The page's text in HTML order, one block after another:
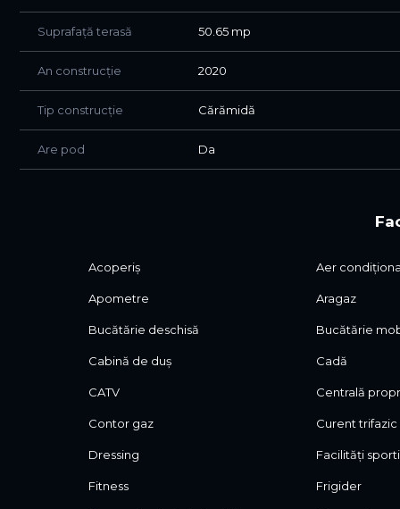
Compatrimentare parter:
- Hol acces
- Birou | dormitor
- Bucatarie utilata high tech cu loc de luat masa (
- Living room spatios + al doilea loc de luat masa
- Camera tehnica
- Camera piscina inchisa + sauna pentru 4 persoane,
- Dressing generos
doar o mica parte din ceea ce ofera !
Vila se vinde cu COMISION 0% pentru
Pentru detalii si vizionari nu ezitati sa ne contactati !
Suprafață terasă 50.65 mp
An construcție 2020
Tip construcție Cărămidă
Are pod Da
Acoperiș Aer
Apometre Aragaz
Bucătărie deschisă Bucătărie
Cabină de duș Cadă
CATV Centrală
Contor gaz Curent trifazic
Dressing Facilități
Fitness Frigider